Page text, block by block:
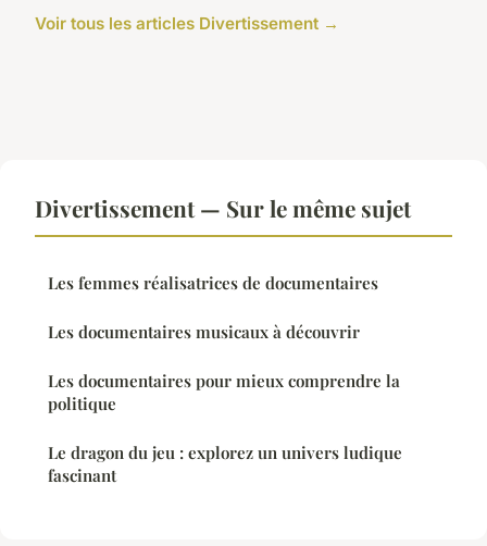
Voir tous les articles Divertissement →
Divertissement — Sur le même sujet
Les femmes réalisatrices de documentaires
Les documentaires musicaux à découvrir
Les documentaires pour mieux comprendre la
politique
Le dragon du jeu : explorez un univers ludique
fascinant